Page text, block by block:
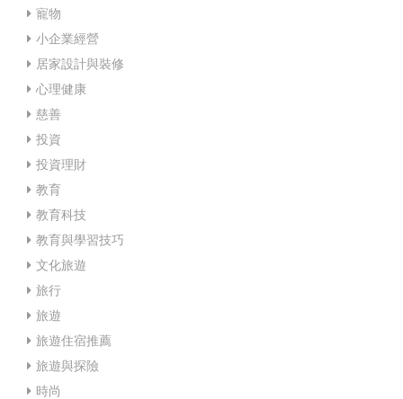
寵物
小企業經營
居家設計與裝修
心理健康
慈善
投資
投資理財
教育
教育科技
教育與學習技巧
文化旅遊
旅行
旅遊
旅遊住宿推薦
旅遊與探險
時尚